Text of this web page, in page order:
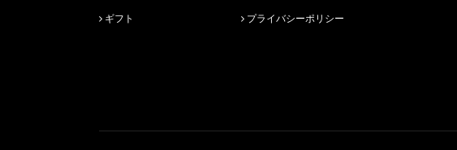
ギフト プライバシーポリシー